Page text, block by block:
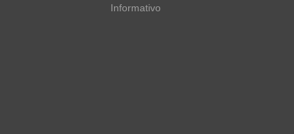
Informativo